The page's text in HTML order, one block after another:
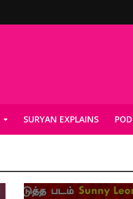
SURYAN EXPLAINS